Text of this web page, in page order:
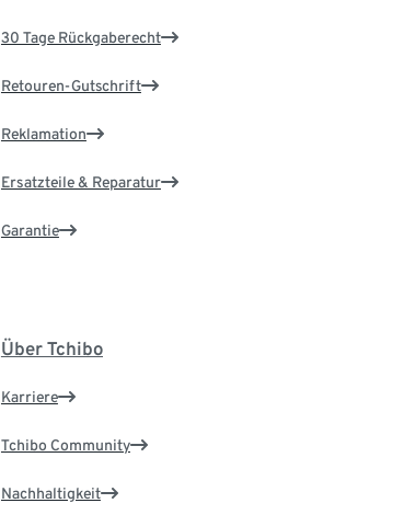
30 Tage Rückgaberecht
Retouren-Gutschrift
Reklamation
Ersatzteile & Reparatur
Garantie
Über Tchibo
Karriere
Tchibo Community
Nachhaltigkeit